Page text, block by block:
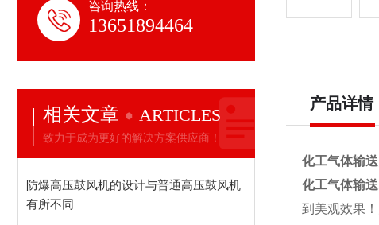
咨询热线：
13651894464
相关文章 ARTICLES
致力于成为更好的解决方案供应商！
防爆高压鼓风机的设计与普通高压鼓风机
有所不同
产品详情
化工气体输
化工气体输
到美观效果